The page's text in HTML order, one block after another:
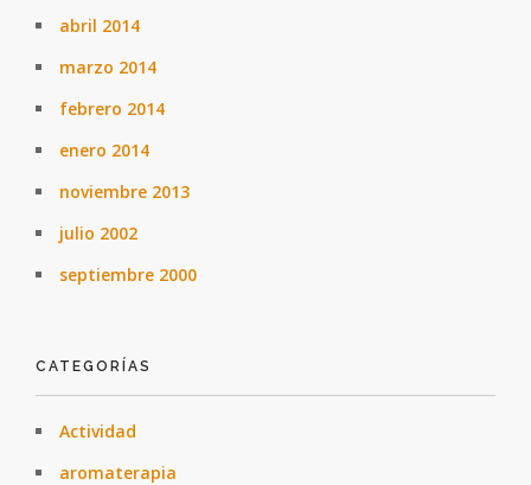
abril 2014
marzo 2014
febrero 2014
enero 2014
noviembre 2013
julio 2002
septiembre 2000
CATEGORÍAS
Actividad
aromaterapia